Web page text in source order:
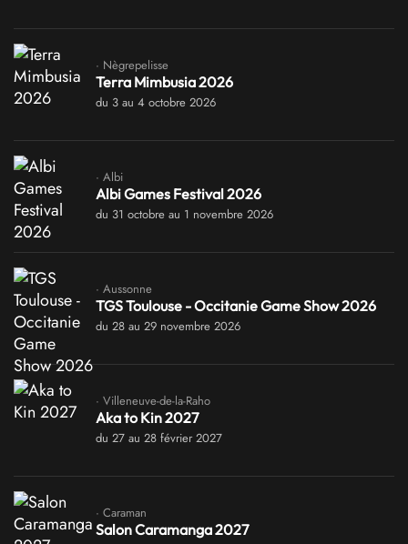
· Nègrepelisse
Terra Mimbusia 2026
du 3 au 4 octobre 2026
· Albi
Albi Games Festival 2026
du 31 octobre au 1 novembre 2026
· Aussonne
TGS Toulouse - Occitanie Game Show 2026
du 28 au 29 novembre 2026
· Villeneuve-de-la-Raho
Aka to Kin 2027
du 27 au 28 février 2027
· Caraman
Salon Caramanga 2027